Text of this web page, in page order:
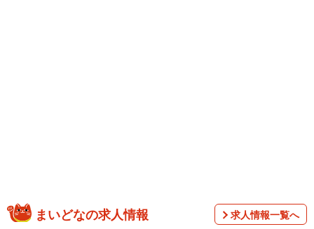
いました。その中で神戸空港の国際線の就航が決まりまし
まいどなの求人情報 求人情報一覧へ